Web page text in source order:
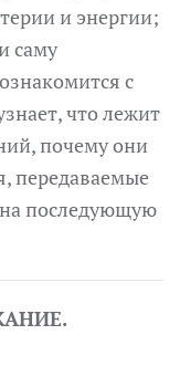
и энергии;
саму
с
что лежит
почему они
передаваемые
последующую